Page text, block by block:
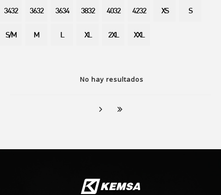
No hay resultados
3432 3632 3634 3832 4032 4232 XS S
S/M M L XL 2XL XXL